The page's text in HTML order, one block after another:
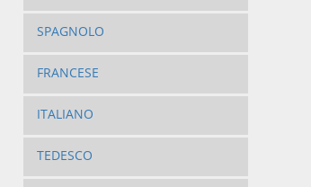
SPAGNOLO
FRANCESE
ITALIANO
TEDESCO